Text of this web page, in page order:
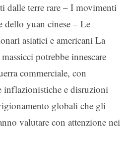
dalle terre rare – I movimenti
dello yuan cinese – Le
asiatici e americani La
potrebbe innescare
commerciale, con
inflazionistiche e disruzioni
globali che gli
valutare con attenzione nei